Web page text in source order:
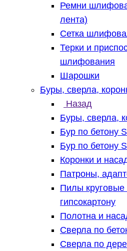
Ремни
лента)
Сетка
Терки и
шлифования
Шарошки
Буры, сверла,
Назад
Буры, сверла,
Бур по бетону
Бур по бетону
Коронки и
Патроны,
Пилы круговые
гипсокартону
Полотна и
Сверла по
Сверла по